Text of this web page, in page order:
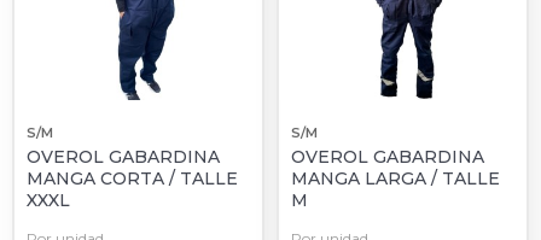
S/M
OVEROL GABARDINA
MANGA CORTA / TALLE
XXXL
S/M
OVEROL GABARDINA
MANGA LARGA / TALLE
M